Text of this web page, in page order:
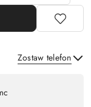
Zostaw telefon